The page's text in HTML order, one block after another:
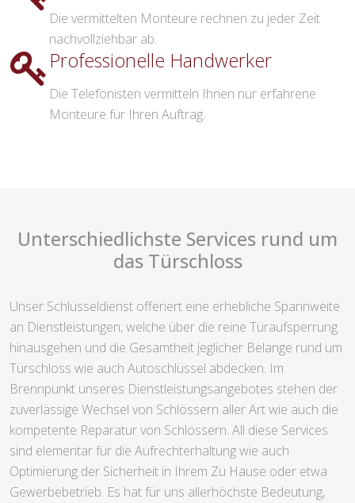
Die vermittelten Monteure rechnen zu jeder Zeit
nachvollziehbar ab.
Professionelle Handwerker
Die Telefonisten vermitteln Ihnen nur erfahrene
Monteure für Ihren Auftrag.
Unterschiedlichste Services rund um
das Türschloss
Unser Schlüsseldienst offeriert eine erhebliche Spannweite
an Dienstleistungen, welche über die reine Türaufsperrung
hinausgehen und die Gesamtheit jeglicher Belange rund um
Türschloss wie auch Autoschlüssel abdecken. Im
Brennpunkt unseres Dienstleistungsangebotes stehen der
zuverlässige Wechsel von Schlössern aller Art wie auch die
kompetente Reparatur von Schlössern. All diese Services
sind elementar für die Aufrechterhaltung wie auch
Optimierung der Sicherheit in Ihrem Zu Hause oder etwa
Gewerbebetrieb. Es hat für uns allerhöchste Bedeutung,